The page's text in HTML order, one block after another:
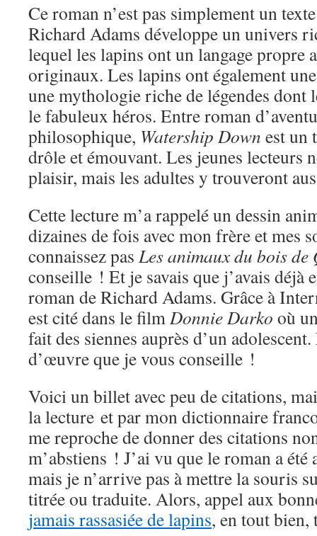
Ce roman n’est pas simplement un
Richard Adams développe un univers
lequel les lapins ont un langage propre
originaux. Les lapins ont également
une mythologie riche de légendes
le fabuleux héros. Entre roman
philosophique, Watership Down est un
drôle et émouvant. Les jeunes lecteurs
plaisir, mais les adultes y trouveront
Cette lecture m’a rappelé un dessin
dizaines de fois avec mon frère et mes
connaissez pas Les animaux du bois de
conseille ! Et je savais que j’avais déjà
roman de Richard Adams. Grâce à
est cité dans le filmDonnie Darko où
fait des siennes auprès d’un
d’œuvre que je vous conseille !
Voici un billet avec peu de citations,
la lecture et par mon dictionnaire
me reproche de donner des citations
m’abstiens ! J’ai vu que le roman a
mais je n’arrive pas à mettre la souris
titrée ou traduite. Alors, appel aux
jamais rassasiée de lapins, en tout